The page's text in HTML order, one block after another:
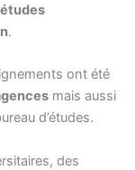
études
.
ont été
mais aussi
d’études.
des